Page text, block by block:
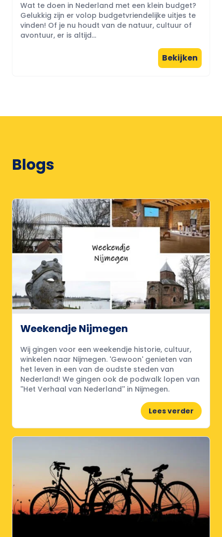
Wat te doen in Nederland met een klein budget?
Gelukkig zijn er volop budgetvriendelijke uitjes te
vinden! Of je nu houdt van de natuur, cultuur of
avontuur, er is altijd...
Bekijken
Blogs
Weekendje Nijmegen
Wij gingen voor een weekendje historie, cultuur,
winkelen naar Nijmegen. 'Gewoon' genieten van
het leven in een van de oudste steden van
Nederland! We gingen ook de podwalk lopen van
''Het Verhaal van Nederland'' in Nijmegen.
Lees verder